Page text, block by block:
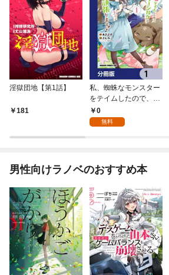
淫獄団地【第1話】
181
私、蜘蛛なモンスター
をテイムしたので、ス
パイダーシルクで裁縫
を頑張ります！【分冊
0
無料
男性向けラノベのおすすめ本